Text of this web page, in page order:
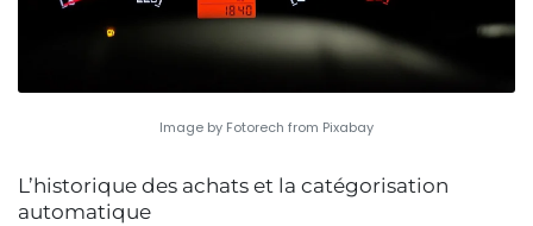
Image by Fotorech from Pixabay
L’historique des achats et la catégorisation
automatique